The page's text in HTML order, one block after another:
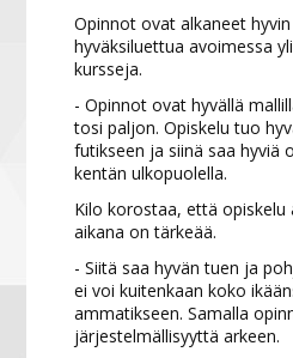
Opinnot ovat alkaneet
hyväksiluettua avoimessa
kursseja.
- Opinnot ovat hyvällä
tosi paljon. Opiskelu tuo
futikseen ja siinä saa hyviä
kentän ulkopuolella.
Kilo korostaa, että opiskelu
aikana on tärkeää.
- Siitä saa hyvän tuen ja
ei voi kuitenkaan koko
ammatikseen. Samalla
järjestelmällisyyttä arkeen.